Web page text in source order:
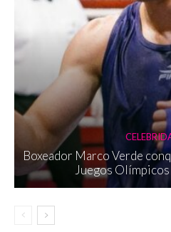
Boxeador Marco Verde
Juegos